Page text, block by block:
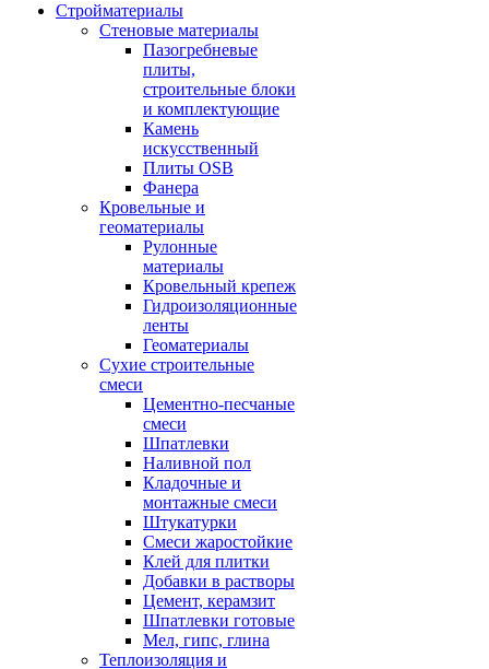
Стройматериалы
Стеновые материалы
Пазогребневые
плиты,
строительные блоки
и комплектующие
Камень
искусственный
Плиты OSB
Фанера
Кровельные и
геоматериалы
Рулонные
материалы
Кровельный крепеж
Гидроизоляционные
ленты
Геоматериалы
Сухие строительные
смеси
Цементно-песчаные
смеси
Шпатлевки
Наливной пол
Кладочные и
монтажные смеси
Штукатурки
Смеси жаростойкие
Клей для плитки
Добавки в растворы
Цемент, керамзит
Шпатлевки готовые
Мел, гипс, глина
Теплоизоляция и